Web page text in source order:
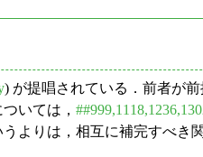
) が提唱されている．前者が
いては，
よりは，相互に補完すべき